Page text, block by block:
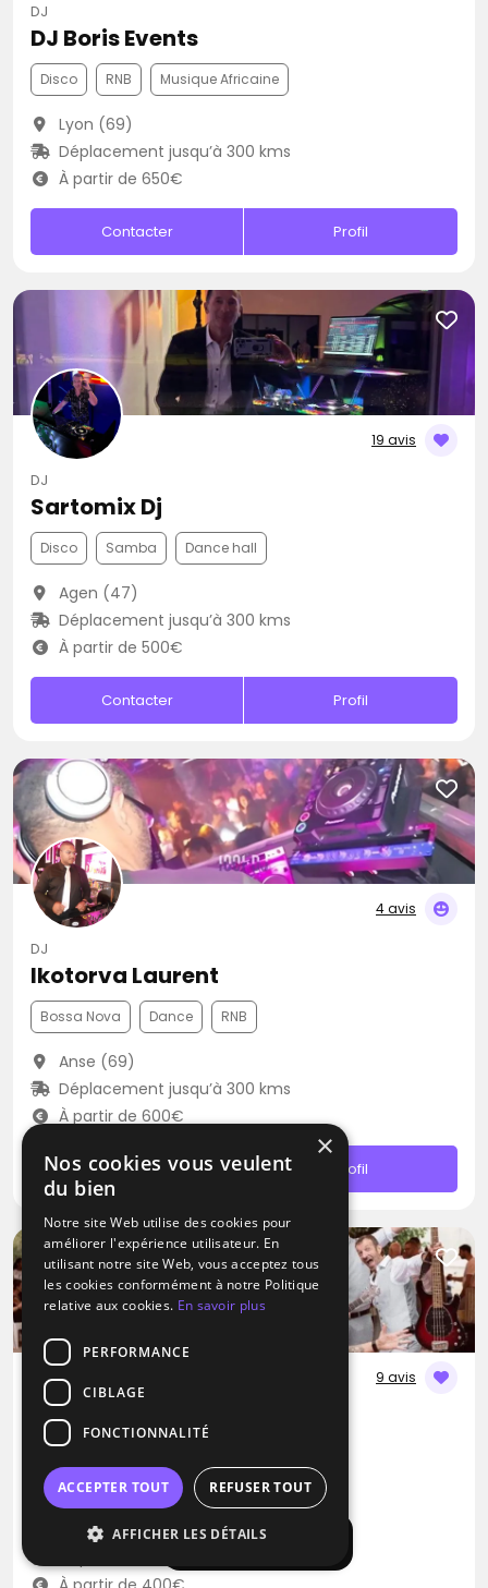
Afficher la carte
DJ
DJ Boris Events
Disco RNB Musique Africaine
Lyon (69)
Déplacement jusqu’à 300 kms
À partir de 650€
Contacter Profil
19 avis
DJ
Sartomix Dj
Disco Samba Dance hall
Agen (47)
Déplacement jusqu’à 300 kms
À partir de 500€
Contacter Profil
4 avis
DJ
Ikotorva Laurent
Bossa Nova Dance RNB
Anse (69)
Déplacement jusqu’à 300 kms
À partir de 600€
Contacter Profil
9 avis
DJ / Artiste solo / Groupe de musique
Dj Clem G
Blues Métal Pop
Nice (06)
×
Nos cookies vous veulent
du bien
Notre site Web utilise des cookies pour
améliorer l'expérience utilisateur. En
utilisant notre site Web, vous acceptez tous
les cookies conformément à notre Politique
relative aux cookies. En savoir plus
PERFORMANCE
CIBLAGE
FONCTIONNALITÉ
ACCEPTER TOUT REFUSER TOUT
AFFICHER LES DÉTAILS